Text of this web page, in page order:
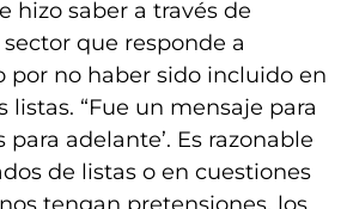
hizo saber a través de
que responde a
por no haber sido incluido en
listas. “Fue un mensaje para
para adelante’. Es razonable
de listas o en cuestiones